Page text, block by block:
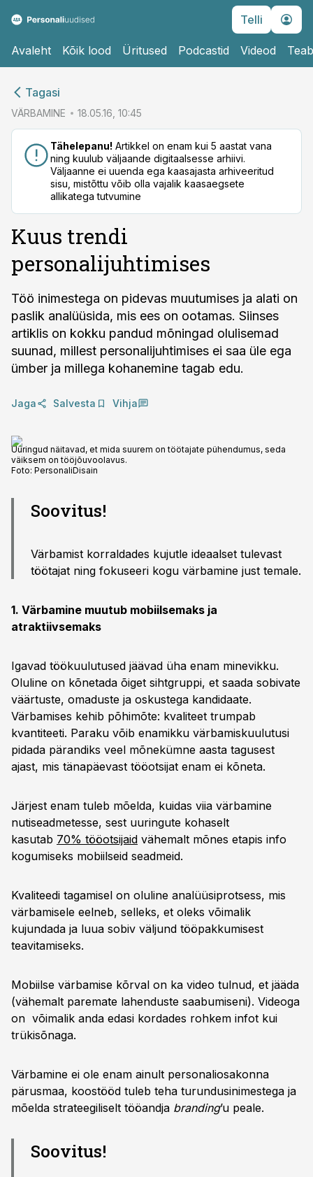
Telli
Avaleht Kõik lood Üritused Podcastid Videod
Tagasi
VÄRBAMINE 18.05.16, 10:45
Tähelepanu! Artikkel on enam kui 5 aastat vana
ning kuulub väljaande digitaalsesse arhiivi.
Väljaanne ei uuenda ega kaasajasta arhiveeritud
sisu, mistõttu võib olla vajalik kaasaegsete
allikatega tutvumine
Kuus trendi
personalijuhtimises
Töö inimestega on pidevas muutumises ja alati on
paslik analüüsida, mis ees on ootamas. Siinses
artiklis on kokku pandud mõningad olulisemad
suunad, millest personalijuhtimises ei saa üle ega
ümber ja millega kohanemine tagab edu.
Jaga Salvesta Vihja
Uuringud näitavad, et mida suurem on töötajate pühendumus, seda
väiksem on tööjõuvoolavus.
Foto: PersonaliDisain
Soovitus!
Värbamist korraldades kujutle ideaalset tulevast
töötajat ning fokuseeri kogu värbamine just temale.
1. Värbamine muutub mobiilsemaks ja
atraktiivsemaks
Igavad töökuulutused jäävad üha enam minevikku.
Oluline on kõnetada õiget sihtgruppi, et saada sobivate
väärtuste, omaduste ja oskustega kandidaate.
Värbamises kehib põhimõte: kvaliteet trumpab
kvantiteeti. Paraku võib enamikku värbamiskuulutusi
pidada pärandiks veel mõnekümne aasta tagusest
ajast, mis tänapäevast tööotsijat enam ei kõneta.
Järjest enam tuleb mõelda, kuidas viia värbamine
nutiseadmetesse, sest uuringute kohaselt
kasutab 70% tööotsijaid vähemalt mõnes etapis info
kogumiseks mobiilseid seadmeid.
Kvaliteedi tagamisel on oluline analüüsiprotsess, mis
värbamisele eelneb, selleks, et oleks võimalik
kujundada ja luua sobiv väljund tööpakkumisest
teavitamiseks.
Mobiilse värbamise kõrval on ka video tulnud, et jääda
(vähemalt paremate lahenduste saabumiseni). Videoga
on võimalik anda edasi kordades rohkem infot kui
trükisõnaga.
Värbamine ei ole enam ainult personaliosakonna
pärusmaa, koostööd tuleb teha turundusinimestega ja
mõelda strateegiliselt tööandja branding’u peale.
Soovitus!